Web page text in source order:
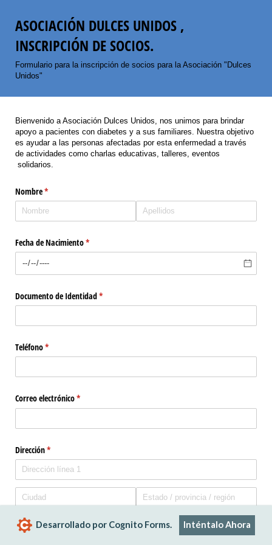
ASOCIACIÓN DULCES UNIDOS ,
INSCRIPCIÓN DE SOCIOS.
Formulario para la inscripción de socios para la Asociación "Dulces
Unidos"
Bienvenido a Asociación Dulces Unidos, nos unimos para brindar
apoyo a pacientes con diabetes y a sus familiares. Nuestra objetivo
es ayudar a las personas afectadas por esta enfermedad a través
de actividades como charlas educativas, talleres, eventos
solidarios.
Nombre*
(necesario)
Fecha de Nacimiento*
(necesario)
Documento de Identidad*
(necesario)
Teléfono*
(necesario)
Correo electrónico*
(necesario)
Dirección*
(necesario)
Desarrollado por Cognito Forms. Inténtalo Ahora